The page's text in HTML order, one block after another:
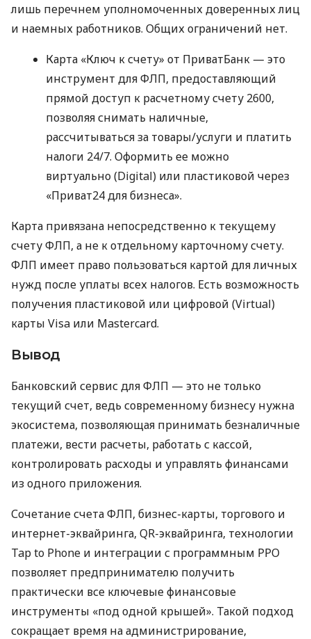
лишь перечнем уполномоченных доверенных лиц
и наемных работников. Общих ограничений нет.
Карта «Ключ к счету» от ПриватБанк — это
инструмент для ФЛП, предоставляющий
прямой доступ к расчетному счету 2600,
позволяя снимать наличные,
рассчитываться за товары/услуги и платить
налоги 24/7. Оформить ее можно
виртуально (Digital) или пластиковой через
«Приват24 для бизнеса».
Карта привязана непосредственно к текущему
счету ФЛП, а не к отдельному карточному счету.
ФЛП имеет право пользоваться картой для личных
нужд после уплаты всех налогов. Есть возможность
получения пластиковой или цифровой (Virtual)
карты Visa или Mastercard.
Вывод
Банковский сервис для ФЛП — это не только
текущий счет, ведь современному бизнесу нужна
экосистема, позволяющая принимать безналичные
платежи, вести расчеты, работать с кассой,
контролировать расходы и управлять финансами
из одного приложения.
Сочетание счета ФЛП, бизнес-карты, торгового и
интернет-эквайринга, QR-эквайринга, технологии
Tap to Phone и интеграции с программным РРО
позволяет предпринимателю получить
практически все ключевые финансовые
инструменты «под одной крышей». Такой подход
сокращает время на администрирование,